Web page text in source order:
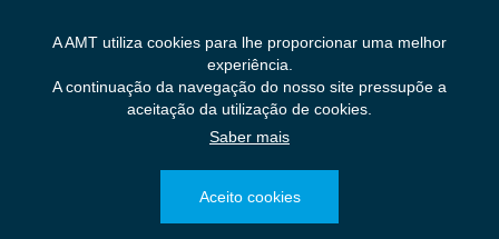
A AMT utiliza cookies para lhe proporcionar uma melhor
experiência.
A continuação da navegação do nosso site pressupõe a
aceitação da utilização de cookies.
Saber mais
Aceito cookies